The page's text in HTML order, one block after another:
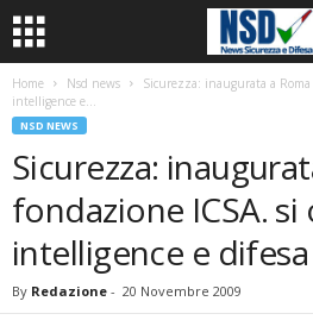
Home Nsd news
Sicurezza: inaugurata a
intelligence e...
NSD NEWS
Sicurezza:
fondazione ICSA.
intelligence e difesa
By Redazione - 20 Novembre 2009